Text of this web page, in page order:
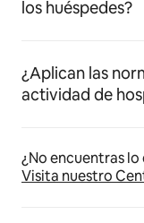
los huéspedes?
¿Aplican las
actividad de
¿No encuentras
Visita nuestro